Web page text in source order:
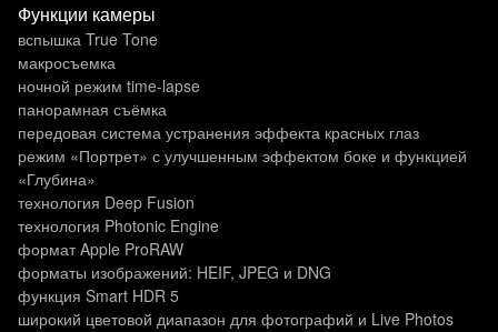
Функции камеры
вспышка True Tone
макросъемка
ночной режим time-lapse
панорамная съёмка
передовая система устранения эффекта красных глаз
режим «Портрет» с улучшенным эффектом боке и функцией
«Глубина»
технология Deep Fusion
технология Photonic Engine
формат Apple ProRAW
форматы изображений: HEIF, JPEG и DNG
функция Smart HDR 5
широкий цветовой диапазон для фотографий и Live Photos